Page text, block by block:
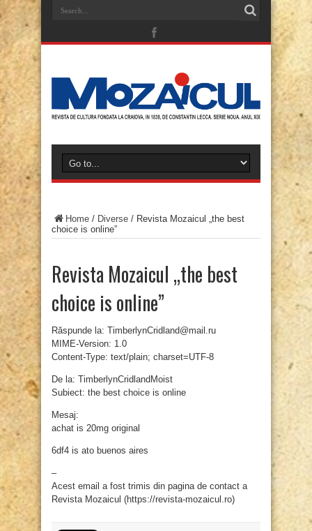
Home / Diverse / Revista Mozaicul „the best
choice is online”
Revista Mozaicul „the best
choice is online”
Răspunde la: TimberlynCridland@mail.ru
MIME-Version: 1.0
Content-Type: text/plain; charset=UTF-8
De la: TimberlynCridlandMoist
Subiect: the best choice is online
Mesaj:
achat is 20mg original
6df4 is ato buenos aires
–
Acest email a fost trimis din pagina de contact a
Revista Mozaicul (https://revista-mozaicul.ro)